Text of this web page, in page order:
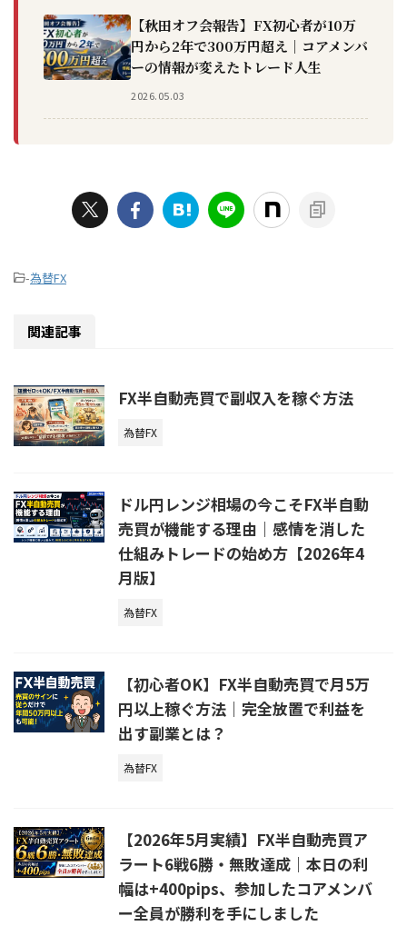
【秋田オフ会報告】FX初心者が10万
円から2年で300万円超え｜コアメンバ
ーの情報が変えたトレード人生
2026.05.03
-為替FX
関連記事
FX半自動売買で副収入を稼ぐ方法
為替FX
ドル円レンジ相場の今こそFX半自動
売買が機能する理由｜感情を消した
仕組みトレードの始め方【2026年4
月版】
為替FX
【初心者OK】FX半自動売買で月5万
円以上稼ぐ方法｜完全放置で利益を
出す副業とは？
為替FX
【2026年5月実績】FX半自動売買ア
ラート6戦6勝・無敗達成｜本日の利
幅は+400pips、参加したコアメンバ
ー全員が勝利を手にしました